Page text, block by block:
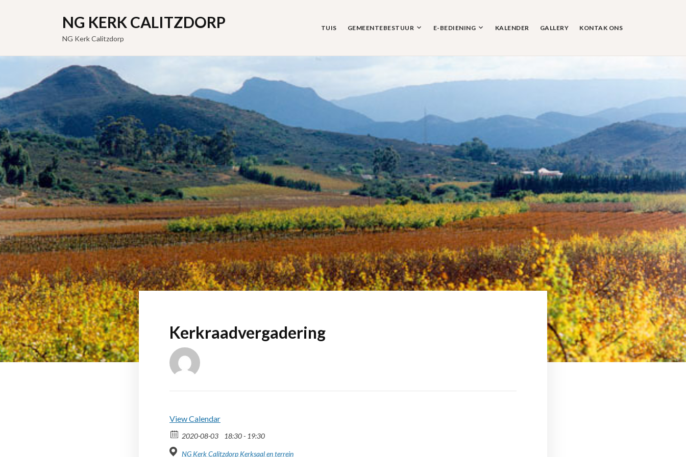
NG KERK CALITZDORP
NG Kerk Calitzdorp
TUIS GEMEENTEBESTUUR E-BEDIENING KALENDER GALLERY KONTAK ONS
Kerkraadvergadering
View Calendar
2020-08-03 18:30 - 19:30
NG Kerk Calitzdorp Kerksaal en terrein